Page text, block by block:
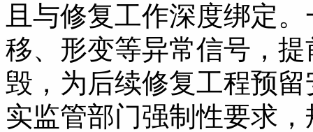
且与修复工作深度绑定
移、形变等异常信号，
毁，为后续修复工程预
实监管部门强制性要求